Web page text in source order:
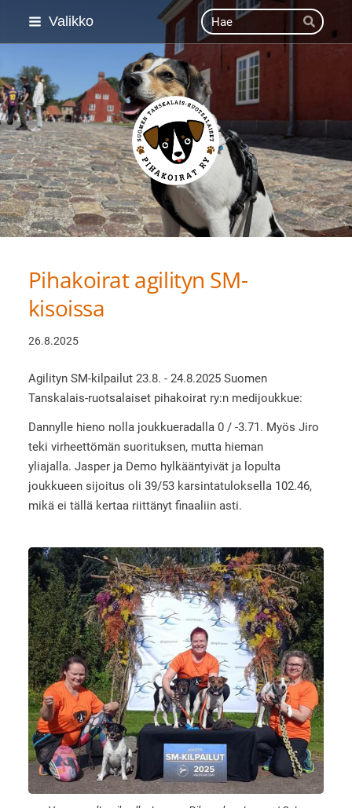
Siirry
Valikko Haku
Hae
Suomen Tanskalais-
Pihakoirat agilityn SM-
kisoissa
26.8.2025
Agilityn SM-kilpailut 23.8. - 24.8.2025 Suomen
Tanskalais-ruotsalaiset pihakoirat ry:n medijoukkue:
Dannylle hieno nolla joukkueradalla 0 / -3.71. Myös Jiro
teki virheettömän suorituksen, mutta hieman
yliajalla. Jasper ja Demo hylkääntyivät ja lopulta
joukkueen sijoitus oli 39/53 karsintatuloksella 102.46,
mikä ei tällä kertaa riittänyt finaaliin asti.